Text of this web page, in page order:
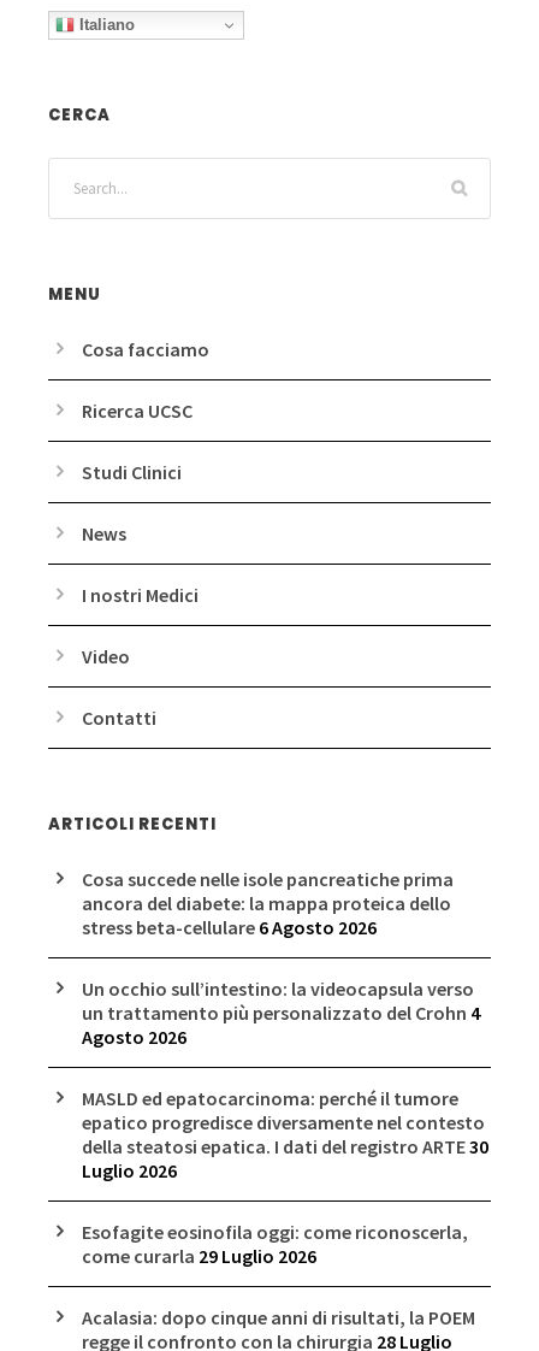
Italiano
CERCA
MENU
Cosa facciamo
Ricerca UCSC
Studi Clinici
News
I nostri Medici
Video
Contatti
ARTICOLI RECENTI
Cosa succede nelle isole pancreatiche prima
ancora del diabete: la mappa proteica dello
stress beta-cellulare 6 Agosto 2026
Un occhio sull’intestino: la videocapsula verso
un trattamento più personalizzato del Crohn 4
Agosto 2026
MASLD ed epatocarcinoma: perché il tumore
epatico progredisce diversamente nel contesto
della steatosi epatica. I dati del registro ARTE30
Luglio 2026
Esofagite eosinofila oggi: come riconoscerla,
come curarla 29 Luglio 2026
Acalasia: dopo cinque anni di risultati, la POEM
regge il confronto con la chirurgia 28 Luglio